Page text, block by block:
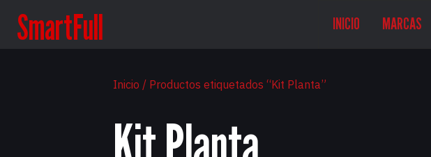
SmartFull INICIO MARCAS
Inicio / Productos etiquetados “Kit Planta”